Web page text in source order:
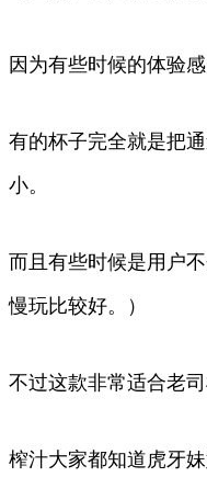
因为有些时候的体验
有的杯子完全就是把
小。
而且有些时候是用户
慢玩比较好。）
不过这款非常适合老司
榨汁大家都知道虎牙妹